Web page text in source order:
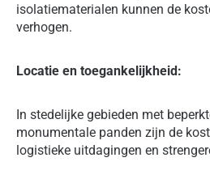
isolatiematerialen kunnen de
verhogen.
Locatie en toegankelijkheid:
In stedelijke gebieden met
monumentale panden zijn de
logistieke uitdagingen en